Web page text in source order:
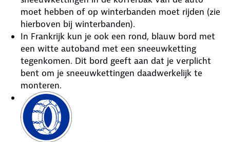
moet hebben of op winterbanden moet rijden (zie
hierboven bij winterbanden).
In Frankrijk kun je ook een rond, blauw bord met
een witte autoband met een sneeuwketting
tegenkomen. Dit bord geeft aan dat je verplicht
bent om je sneeuwkettingen daadwerkelijk te
monteren.